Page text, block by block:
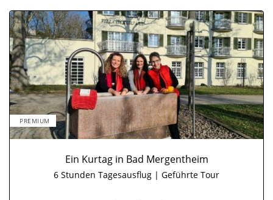
PREMIUM
Ein Kurtag in Bad Mergentheim
6 Stunden Tagesausflug | Geführte Tour